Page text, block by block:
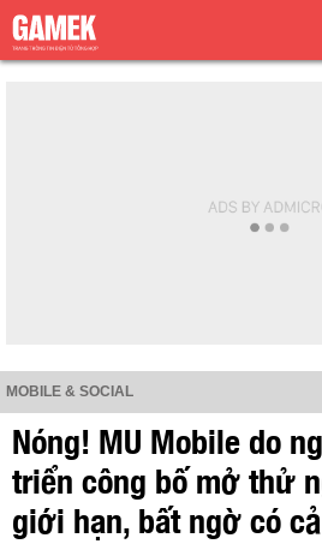
MOBILE & SOCIAL
Nóng! MU Mobile do
triển công bố mở thử
giới hạn, bất ngờ có